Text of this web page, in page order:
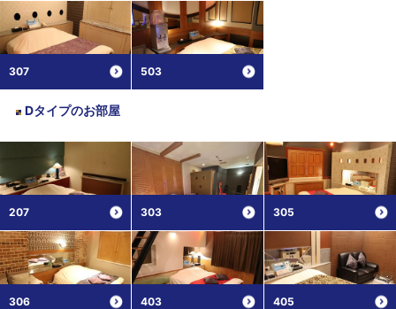
307 503
Dタイプのお部屋
207 303 305
306 403 405